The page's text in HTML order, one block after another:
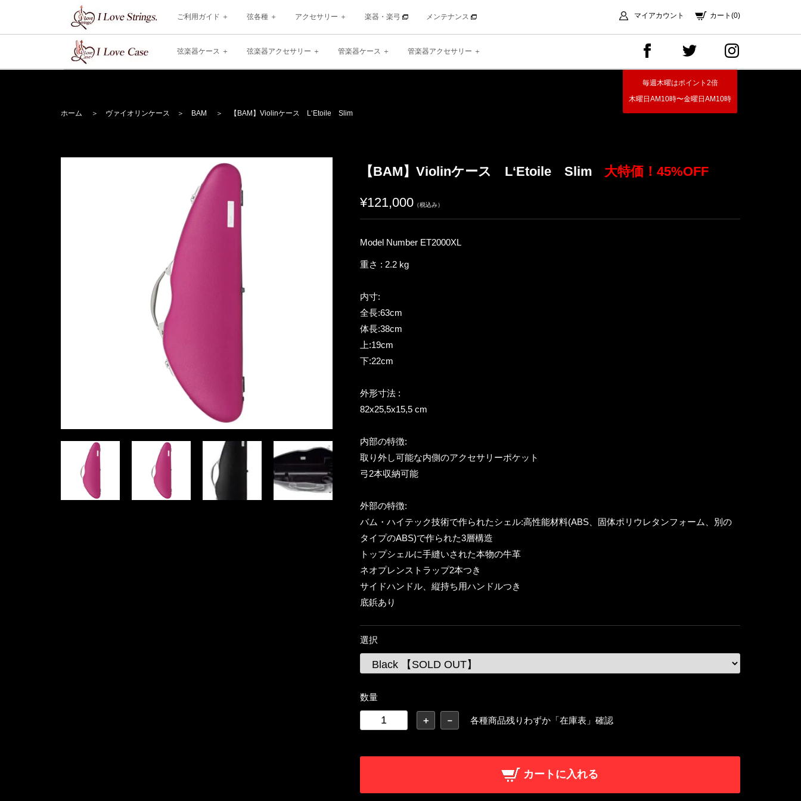
ご利用ガイド 弦各種 アクセサリー 楽器・楽弓 メンテナンス マイアカウント カート(0)
弦楽器ケース 弦楽器アクセサリー 管楽器ケース 管楽器アクセサリー
毎週木曜はポイント2倍
木曜日AM10時〜金曜日AM10時
ホーム ＞ ヴァイオリンケース ＞ BAM ＞ 【BAM】Violinケース L‘Etoile Slim
【BAM】Violinケース L‘Etoile Slim 大特価！45%OFF
¥121,000（税込み）
Model Number ET2000XL
重さ : 2.2 kg
内寸:
全長:63cm
体長:38cm
上:19cm
下:22cm
外形寸法 :
82x25,5x15,5 cm
内部の特徴:
取り外し可能な内側のアクセサリーポケット
弓2本収納可能
外部の特徴:
バム・ハイテック技術で作られたシェル:高性能材料(ABS、固体ポリウレタンフォーム、別の
タイプのABS)で作られた3層構造
トップシェルに手縫いされた本物の牛革
ネオプレンストラップ2本つき
サイドハンドル、縦持ち用ハンドルつき
底鋲あり
選択
数量
＋ － 各種商品残りわずか「在庫表」確認
カートに入れる